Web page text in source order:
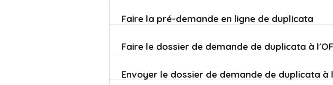
Faire la pré-demande en ligne de duplicata
Faire le dossier de demande de duplicata à
Envoyer le dossier de demande de duplicata à